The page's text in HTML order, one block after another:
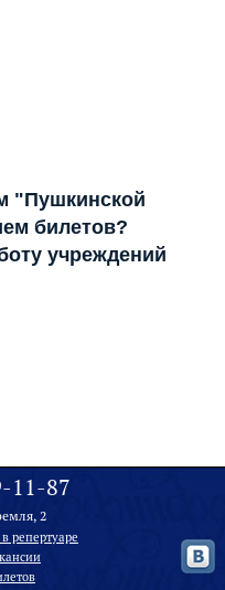
"Пушкинской
билетов?
учреждений
11-87
2
репертуаре